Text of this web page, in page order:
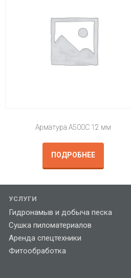
Арматура А500С 12 мм
ПОДРОБНЕЕ
УСЛУГИ
Гидронамыв и добыча песка
Сушка пиломатериалов
Аренда спецтехники
Фитообработка